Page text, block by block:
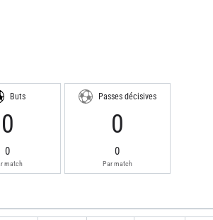
Buts
0
0
match
Passes décisives
0
0
Par match